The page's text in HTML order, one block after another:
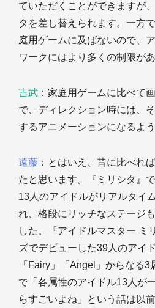
ていただくことができますが
タを差し替えられます。一方
庭用ゲームに及ばないので、
ワークにはより多くの制限があ
吉武 ：家庭用ゲームに比べて
で、ディレクション時には、
するアニメーションになるよ
遠藤 ：とはいえ、昔に比べれ
たと思います。『ミリシタ』
13人のアイドルがリアルタイ
れ、格段にリッチなステージ
した。『アイドルマスター ミ
ズでデビューした39人のアイ
「Fairy」「Angel」からなる
で「各属性のアイドル13人が
らすごいよね」という話は以